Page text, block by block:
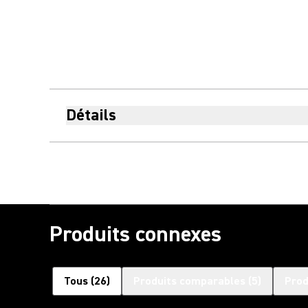
Détails
Produits connexes
Tous (26)